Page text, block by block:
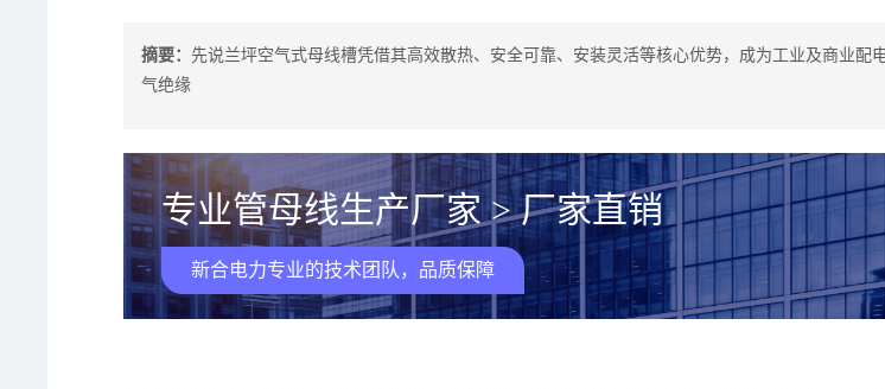
摘要：先说兰坪空气式母线槽凭借其高效散热、安全可靠、安装灵活等核心优势，成为工业及商业配
气绝缘
专业管母线生产厂家 > 厂家直销
新合电力专业的技术团队，品质保障